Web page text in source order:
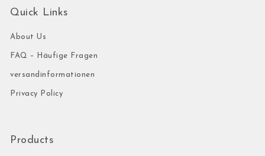
Quick Links
About Us
FAQ – Häufige Fragen
versandinformationen
Privacy Policy
Products